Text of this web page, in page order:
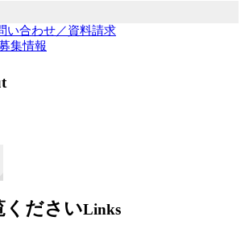
い合わせ／資料請求
集情報
くださいLinks